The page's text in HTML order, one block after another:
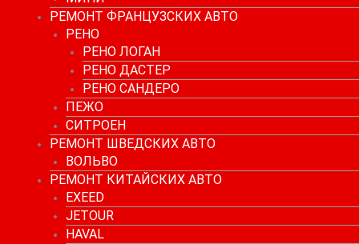
РЕМОНТ ФРАНЦУЗСКИХ АВТО
РЕНО
РЕНО ЛОГАН
РЕНО ДАСТЕР
РЕНО САНДЕРО
ПЕЖО
СИТРОЕН
РЕМОНТ ШВЕДСКИХ АВТО
ВОЛЬВО
РЕМОНТ КИТАЙСКИХ АВТО
EXEED
JETOUR
HAVAL